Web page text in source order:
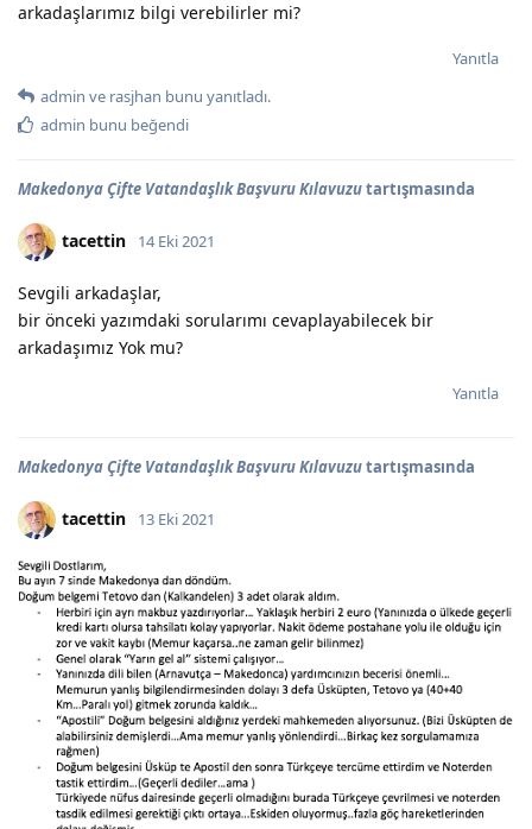
arkadaşlarımız bilgi verebilirler mi?
Yanıtla
admin ve rasjhan bunu yanıtladı.
admin bunu beğendi
Makedonya Çifte Vatandaşlık Başvuru Kılavuzutartışmasında
tacettin 14 Eki 2021
Sevgili arkadaşlar,
bir önceki yazımdaki sorularımı cevaplayabilecek bir
arkadaşımız Yok mu?
Yanıtla
Makedonya Çifte Vatandaşlık Başvuru Kılavuzutartışmasında
tacettin 13 Eki 2021